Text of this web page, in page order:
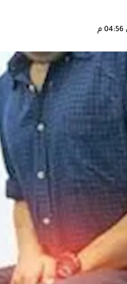
أن التعرض طويل الأمد
بعدد من سرطانات الجهاز
مراقبة جودة مياه الشرب والحد
بأورام الجهاز